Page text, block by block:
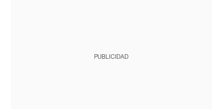
PUBLICIDAD